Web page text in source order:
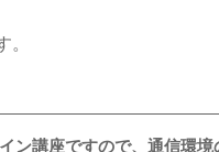
ン講座ですので、通信環境